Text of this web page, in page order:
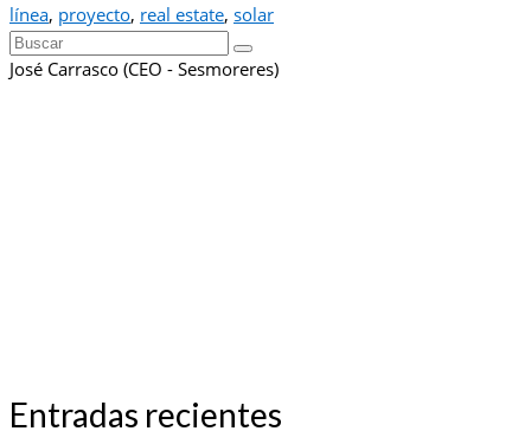
línea, proyecto, real estate, solar
Buscar
por:
José Carrasco (CEO - Sesmoreres)
Entradas recientes